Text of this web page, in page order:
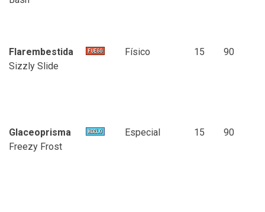
Flarembestida
Sizzly Slide
Físico 15 90
Glaceoprisma
Freezy Frost
Especial 15 90